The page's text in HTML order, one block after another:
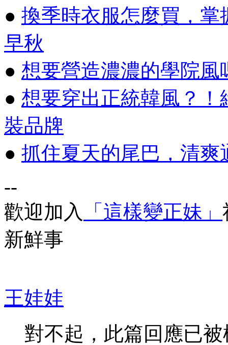
● 換季時衣服怎麼買，
早秋
● 想要營造濃濃的學院風
● 想要穿出正統韓風？
裝品牌
● 抓住夏天的尾巴，清
--
歡迎加入
「這樣變正妹」
新鮮事
王娃娃
對不起，此篇回應已